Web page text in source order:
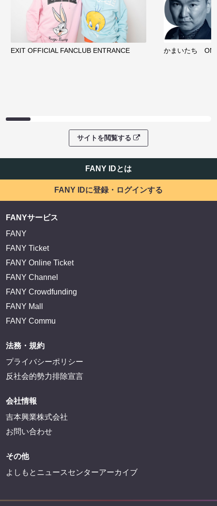
EXIT OFFICIAL FANCLUB ENTRANCE かまいたち
サイトを閲覧する
FANY IDとは
FANY IDに登録・ログインする
FANYサービス
FANY
FANY Ticket
FANY Online Ticket
FANY Channel
FANY Crowdfunding
FANY Mall
FANY Commu
法務・規約
プライバシーポリシー
反社会的勢力排除宣言
会社情報
吉本興業株式会社
お問い合わせ
その他
よしもとニュースセンターアーカイブ